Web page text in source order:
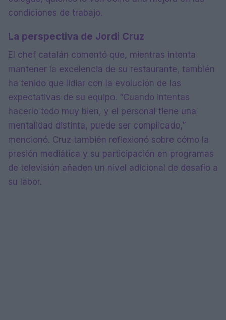
condiciones de trabajo.
La perspectiva de Jordi Cruz
El chef catalán comentó que, mientras intenta
mantener la excelencia de su restaurante, también
ha tenido que lidiar con la evolución de las
expectativas de su equipo. “Cuando intentas
hacerlo todo muy bien, y el personal tiene una
mentalidad distinta, puede ser complicado,”
mencionó. Cruz también reflexionó sobre cómo la
presión mediática y su participación en programas
de televisión añaden un nivel adicional de desafío a
su labor.